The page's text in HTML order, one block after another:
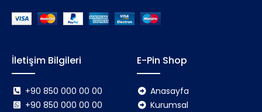
İletişim Bilgileri
+90 850 000 00 00
+90 850 000 00 00
E-Pin Shop
Anasayfa
Kurumsal